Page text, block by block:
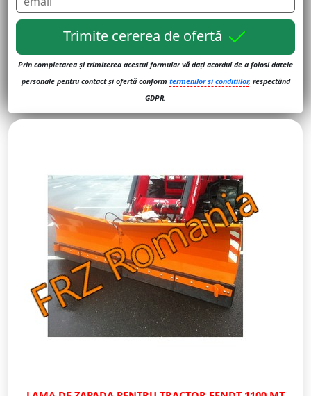
Trimite cererea de ofertă
Prin completarea și trimiterea acestui formular vă dați acordul de a folosi datele
personale pentru contact și ofertă conform termenilor și conditiilor, respectând
GDPR.